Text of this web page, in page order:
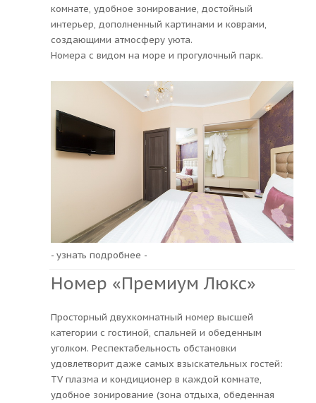
комнате, удобное зонирование, достойный
интерьер, дополненный картинами и коврами,
создающими атмосферу уюта.
Номера с видом на море и прогулочный парк.
- узнать подробнее -
Номер «Премиум Люкс»
Просторный двухкомнатный номер высшей
категории с гостиной, спальней и обеденным
уголком. Респектабельность обстановки
удовлетворит даже самых взыскательных гостей:
TV плазма и кондиционер в каждой комнате,
удобное зонирование (зона отдыха, обеденная